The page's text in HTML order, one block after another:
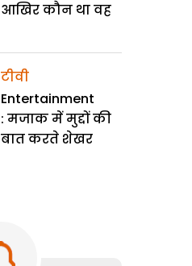
आखिर कौन था वह
टीवी
Entertainment
: मजाक में मुद्दों की
बात करते शेखर